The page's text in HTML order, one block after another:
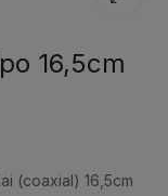
16,5cm
(coaxial) 16,5cm